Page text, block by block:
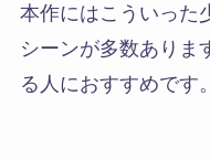
本作にはこういった
シーンが多数ありま
る人におすすめです。